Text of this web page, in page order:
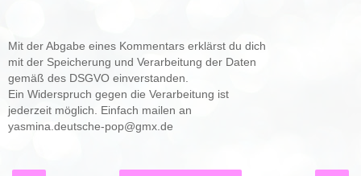
Mit der Abgabe eines Kommentars erklärst du dich
mit der Speicherung und Verarbeitung der Daten
gemäß des DSGVO einverstanden.
Ein Widerspruch gegen die Verarbeitung ist
jederzeit möglich. Einfach mailen an
yasmina.deutsche-pop@gmx.de